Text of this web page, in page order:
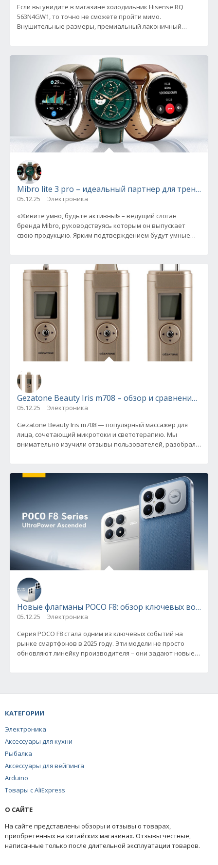
Если вы увидите в магазине холодильник Hisense RQ
563N4GW1, то точно не сможете пройти мимо.
Внушительные размеры, премиальный лаконичный
Mibro lite 3 pro – идеальный партнер для
05.12.25
Электроника
«Живите умно, будьте активны!» – ведущий слоган
бренда Mibro, руководствуясь которым он выпускает
свою продукцию. Ярким подтверждением будут умные
Gezatone Beauty Iris m708 – обзор и сравнение с
05.12.25
Электроника
Gezatone Beauty Iris m708 — популярный массажер для
лица, сочетающий микротоки и светотерапию. Мы
внимательно изучили отзывы пользователей, разобрали
Новые флагманы POCO F8: обзор ключевых
05.12.25
Электроника
Серия POCO F8 стала одним из ключевых событий на
рынке смартфонов в 2025 году. Эти модели не просто
обновляют линейку производителя – они задают новые
КАТЕГОРИИ
Электроника
Аксессуары для кухни
Рыбалка
Аксессуары для вейпинга
Arduino
Товары с AliExpress
О САЙТЕ
На сайте представлены обзоры и отзывы о товарах,
приобретенных на китайских магазинах. Отзывы честные,
написанные только после длительной эксплуатации товаров.